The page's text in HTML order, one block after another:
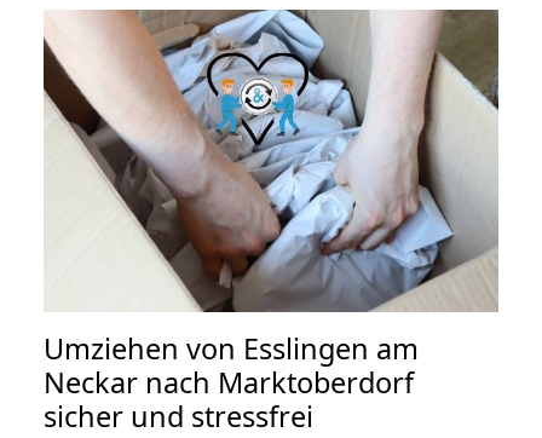
Umziehen von Esslingen am
Neckar nach Marktoberdorf
sicher und stressfrei